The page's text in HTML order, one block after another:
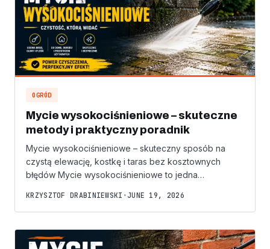
OGRÓD
Mycie wysokociśnieniowe – skuteczne
metody i praktyczny poradnik
Mycie wysokociśnieniowe – skuteczny sposób na
czystą elewację, kostkę i taras bez kosztownych
błędów Mycie wysokociśnieniowe to jedna…
KRZYSZTOF DRABINIEWSKI • JUNE 19, 2026